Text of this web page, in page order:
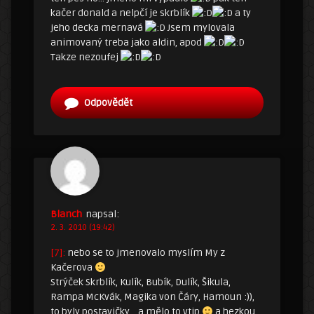
kačer donald a nelpčí je skrblík
a ty
jeho decka mernavá
Jsem mylovala
animovaný treba jako aldin, apod
Takze nezoufej
Odpovědět
Blanch napsal:
2. 3. 2010 (19:42)
[7]: nebo se to jmenovalo myslím My z
Kačerova
Strýček Skrblík, Kulík, Bubík, Dulík, Šikula,
Rampa McKvák, Magika von Čáry, Hamoun :)),